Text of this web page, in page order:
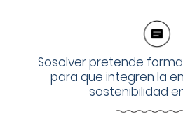
Sosolver pretende
para que integren la
sostenibilidad